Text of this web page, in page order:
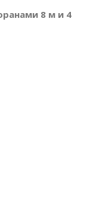
8 м и 4